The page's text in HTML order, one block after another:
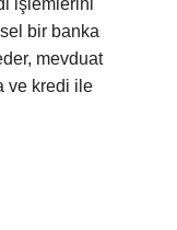
işlemlerini
bir banka
mevduat
ve kredi ile